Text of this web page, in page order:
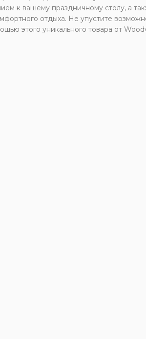
к вашему праздничному столу, а
отдыха. Не упустите
этого уникального товара от